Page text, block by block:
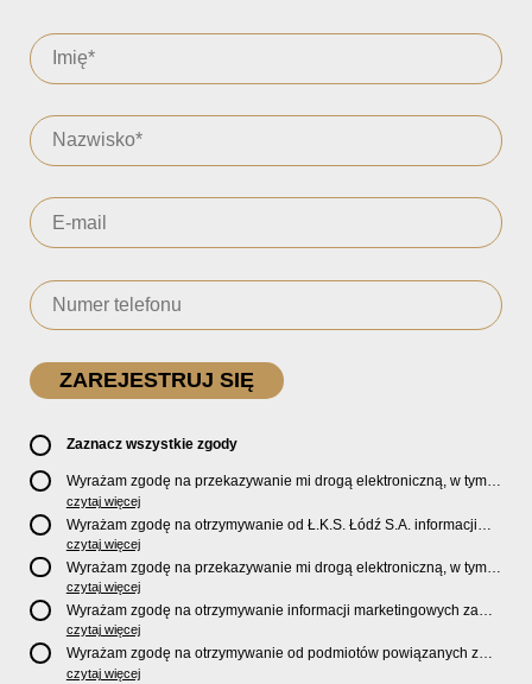
Zaznacz wszystkie zgody
Wyrażam zgodę na przekazywanie mi drogą elektroniczną, w tym
pocztą e-mail, oficjalnego newslettera oraz informacji o zniżkach,
promocjach, nowościach, biletach, karnetach, ofercie sklepu U2
Store oraz serwisu bilety.lkslodz.pl i innych produktach oraz
usługach oferowanych przez Ł.K.S. Łódź S.A.
czytaj więcej
Wyrażam zgodę na otrzymywanie od Ł.K.S. Łódź S.A. informacji
marketingowych dotyczących działalności spółki, ofert, wydarzeń i
produktów za pośrednictwem wiadomości SMS oraz połączeń
telefonicznych.
czytaj więcej
Wyrażam zgodę na przekazywanie mi drogą elektroniczną, w tym
pocztą e-mail, informacji handlowych i marketingowych o
produktach, usługach i działalnościSponsorów i PartnerówŁ.K.S.
Łódź S.A.
czytaj więcej
Wyrażam zgodę na otrzymywanie informacji marketingowych za
pośrednictwem wiadomości SMS oraz połączeń telefonicznych
odSponsorów i PartnerówŁ.K.S. Łódź S.A.
czytaj więcej
Wyrażam zgodę na otrzymywanie od podmiotów powiązanych z
Ł.K.S. Łódź S.A., tj. Fundacji ŁKS oraz Sport Catering sp. z
czytaj więcej